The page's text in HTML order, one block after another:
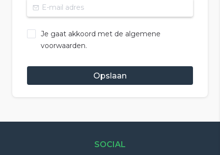
Je gaat akkoord met de algemene
voorwaarden.
Opslaan
SOCIAL